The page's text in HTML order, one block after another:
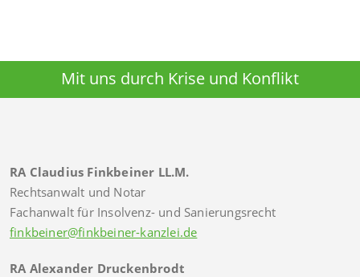
Mit uns durch Krise und Konflikt
RA Claudius Finkbeiner LL.M.
Rechtsanwalt und Notar
Fachanwalt für Insolvenz- und Sanierungsrecht
finkbeiner@finkbeiner-kanzlei.de
RA Alexander Druckenbrodt